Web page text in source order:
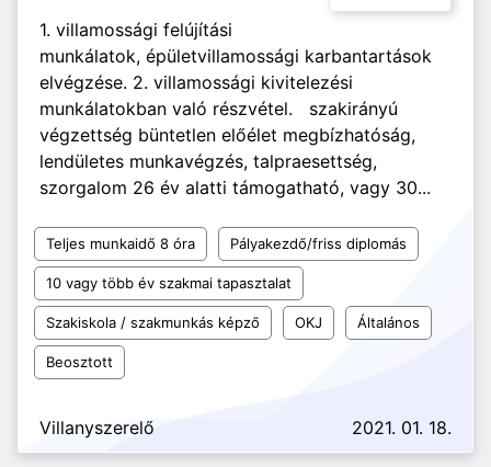
1. villamossági felújítási
munkálatok, épületvillamossági karbantartások
elvégzése. 2. villamossági kivitelezési
munkálatokban való részvétel. szakirányú
végzettség büntetlen előélet megbízhatóság,
lendületes munkavégzés, talpraesettség,
szorgalom 26 év alatti támogatható, vagy 30...
Teljes munkaidő 8 óra Pályakezdő/friss diplomás
10 vagy több év szakmai tapasztalat
Szakiskola / szakmunkás képző OKJ Általános
Beosztott
Villanyszerelő 2021. 01. 18.